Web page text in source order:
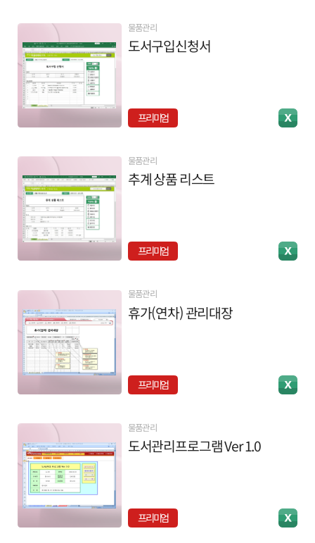
물품관리
도서구입신청서
프리미엄
물품관리
추계 상품 리스트
프리미엄
물품관리
휴가(연차) 관리대장
프리미엄
물품관리
도서관리프로그램 Ver 1.0
프리미엄